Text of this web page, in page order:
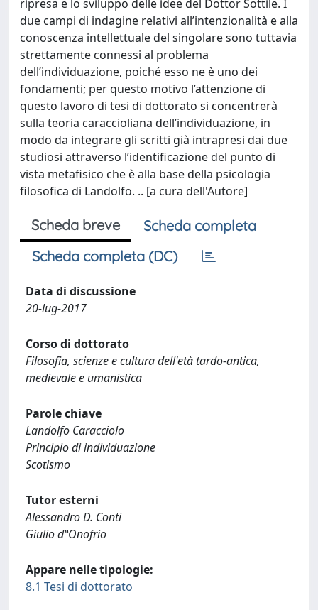
ripresa e lo sviluppo delle idee del Dottor Sottile. I
due campi di indagine relativi all’intenzionalità e alla
conoscenza intellettuale del singolare sono tuttavia
strettamente connessi al problema
dell’individuazione, poiché esso ne è uno dei
fondamenti; per questo motivo l’attenzione di
questo lavoro di tesi di dottorato si concentrerà
sulla teoria caraccioliana dell’individuazione, in
modo da integrare gli scritti già intrapresi dai due
studiosi attraverso l’identificazione del punto di
vista metafisico che è alla base della psicologia
filosofica di Landolfo. .. [a cura dell'Autore]
Scheda breve
Scheda completa
Scheda completa (DC)
Data di discussione
20-lug-2017
Corso di dottorato
Filosofia, scienze e cultura dell'età tardo-antica,
medievale e umanistica
Parole chiave
Landolfo Caracciolo
Principio di individuazione
Scotismo
Tutor esterni
Alessandro D. Conti
Giulio d‟Onofrio
Appare nelle tipologie:
8.1 Tesi di dottorato